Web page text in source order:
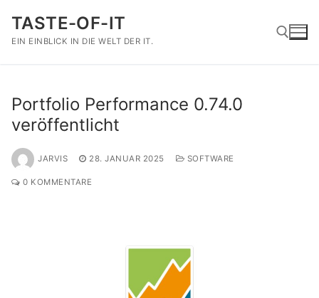
Inhalt
springen
TASTE-OF-IT
EIN EINBLICK IN DIE WELT DER IT.
Portfolio Performance 0.74.0
veröffentlicht
JARVIS 28. JANUAR 2025 SOFTWARE
0 KOMMENTARE